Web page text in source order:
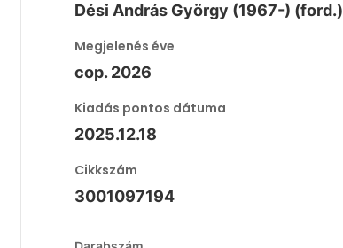
Dési András György (1967-) (ford.)
Megjelenés éve
cop. 2026
Kiadás pontos dátuma
2025.12.18
Cikkszám
3001097194